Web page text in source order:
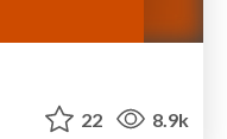
22 8.9k